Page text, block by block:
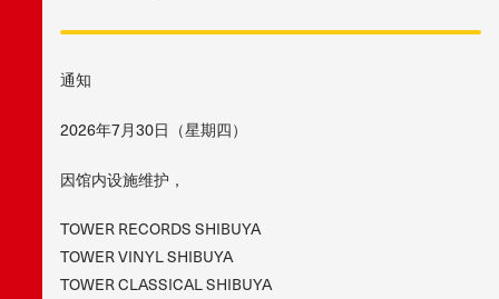
通知
2026年7月30日（星期四）
因馆内设施维护，
TOWER RECORDS SHIBUYA
TOWER VINYL SHIBUYA
TOWER CLASSICAL SHIBUYA